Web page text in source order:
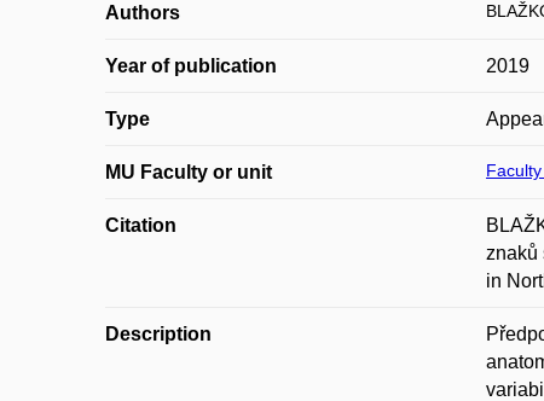
Authors
Year of publication 2019
Type
MU Faculty or unit
Citation
znaků
in
Description